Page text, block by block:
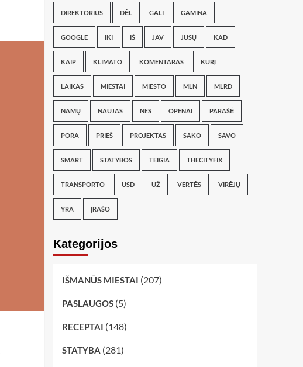
DIREKTORIUS DĖL GALI GAMINA
GOOGLE IKI IŠ JAV JŪSŲ KAD
KAIP KLIMATO KOMENTARAS KURĮ
LAIKAS MIESTAI MIESTO MLN MLRD
NAMŲ NAUJAS NES OPENAI PARAŠĖ
PORA PRIEŠ PROJEKTAS SAKO SAVO
SMART STATYBOS TEIGIA THECITYFIX
TRANSPORTO USD UŽ VERTĖS VIRĖJŲ
YRA ĮRAŠO
Kategorijos
IŠMANŪS MIESTAI (207)
PASLAUGOS(5)
RECEPTAI (148)
STATYBA (281)